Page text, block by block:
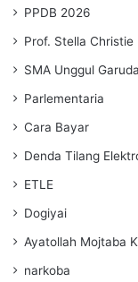
PPDB 2026
Prof. Stella Christie
SMA Unggul Garuda
Parlementaria
Cara Bayar
Denda Tilang
ETLE
Dogiyai
Ayatollah Mojtaba
narkoba